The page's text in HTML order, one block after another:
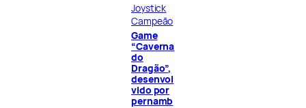
Joystick
Campeão
Game
“Caverna
do
Dragão”,
desenvol
vido por
pernamb